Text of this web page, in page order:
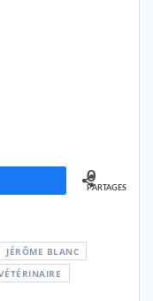
0
PARTAGES
JÉRÔME BLANC